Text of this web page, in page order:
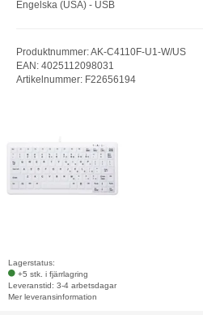
Engelska (USA) - USB
Produktnummer: AK-C4110F-U1-W/US
EAN: 4025112098031
Artikelnummer: F22656194
Lagerstatus:
+5 stk. i fjärrlagring
Leveranstid: 3-4 arbetsdagar
Mer leveransinformation